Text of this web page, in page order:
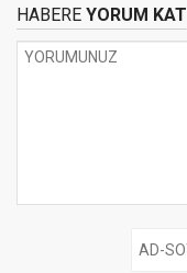
HABERE YORUM KAT